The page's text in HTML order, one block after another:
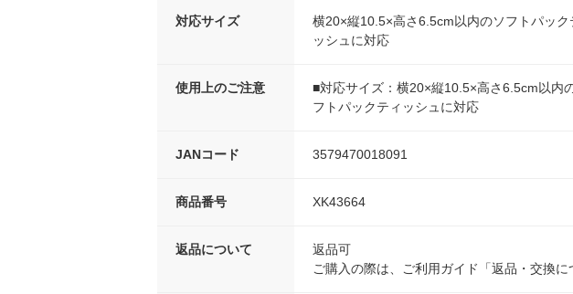
対応サイズ
横20×縦10.5×高さ6.5cm以内のソフトパック
ッシュに対応
使用上のご注意
■対応サイズ：横20×縦10.5×高さ6.5cm以内
フトパックティッシュに対応
JANコード 3579470018091
商品番号 XK43664
返品について
返品可
ご購入の際は、ご利用ガイド「返品・交換